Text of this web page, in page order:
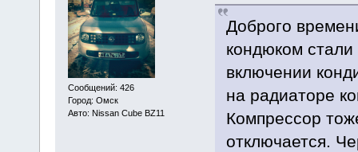
Сообщений: 426
Город: Омск
Авто: Nissan Cube BZ11
Доброго
кондюком
включении
на радиаторе
Компрессор
отключается.